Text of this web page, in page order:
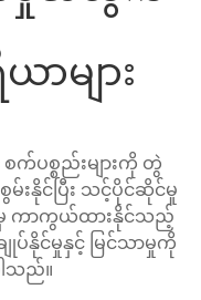
များ
စက်ပစ္စည်းများကို တွဲ
းနိုင်ပြီး သင့်ပိုင်ဆိုင်မှု
မှ ကာကွယ်ထားနိုင်သည့်
ပ်နိုင်မှုနှင့် မြင်သာမှုကို
သည်။